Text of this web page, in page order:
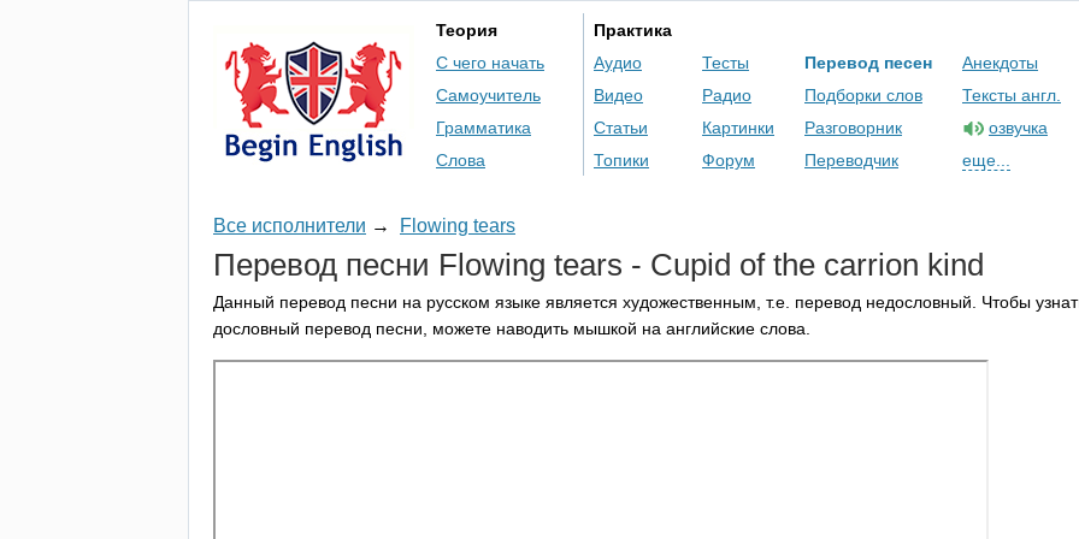
Теория
С чего начать
Самоучитель
Грамматика
Слова
Практика
Аудио
Видео
Статьи
Топики
Тесты
Радио
Картинки
Форум
Перевод песен
Подборки слов
Разговорник
Переводчик
Анекдоты
Тексты англ.
озвучка
еще...
Все исполнители → Flowing tears
Перевод песни Flowing tears - Cupid of the carrion kind
Данный перевод песни на русском языке является художественным, т.е. перевод недословный. Чтобы
дословный перевод песни, можете наводить мышкой на английские слова.